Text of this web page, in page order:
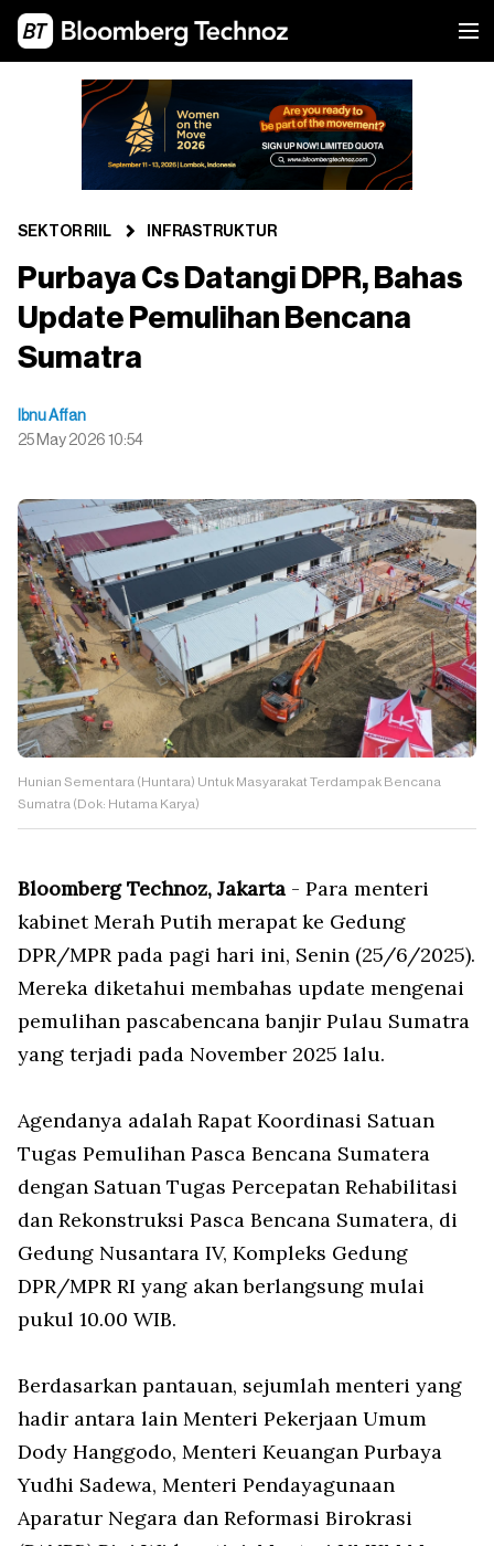
SEKTOR RIIL INFRASTRUKTUR
Purbaya Cs Datangi DPR, Bahas
Update Pemulihan Bencana
Sumatra
Ibnu Affan
25 May 2026 10:54
Hunian Sementara (Huntara) Untuk Masyarakat Terdampak Bencana
Sumatra (Dok: Hutama Karya)
Bloomberg Technoz, Jakarta - Para menteri
kabinet Merah Putih merapat ke Gedung
DPR/MPR pada pagi hari ini, Senin (25/6/2025).
Mereka diketahui membahas update mengenai
pemulihan pascabencana banjir Pulau Sumatra
yang terjadi pada November 2025 lalu.
Agendanya adalah Rapat Koordinasi Satuan
Tugas Pemulihan Pasca Bencana Sumatera
dengan Satuan Tugas Percepatan Rehabilitasi
dan Rekonstruksi Pasca Bencana Sumatera, di
Gedung Nusantara IV, Kompleks Gedung
DPR/MPR RI yang akan berlangsung mulai
pukul 10.00 WIB.
Berdasarkan pantauan, sejumlah menteri yang
hadir antara lain Menteri Pekerjaan Umum
Dody Hanggodo, Menteri Keuangan Purbaya
Yudhi Sadewa, Menteri Pendayagunaan
Aparatur Negara dan Reformasi Birokrasi